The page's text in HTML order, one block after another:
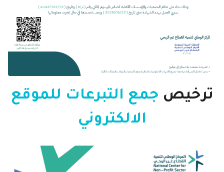
ترخيص جمع التبرعات للموقع
الالكتروني